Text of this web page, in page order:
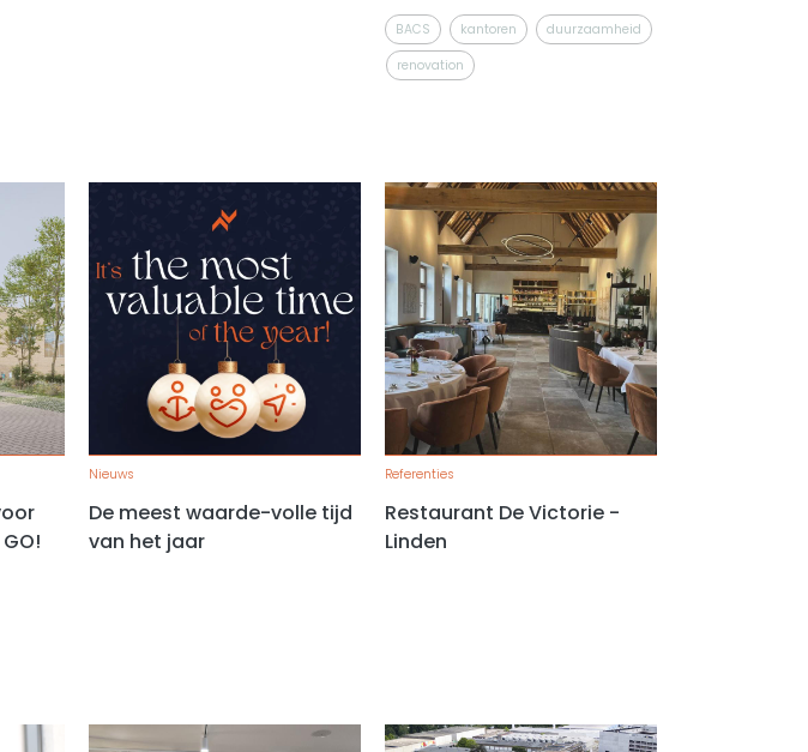
BACS kantoren
duurzaamheid
renovation
Nieuws
De meest waarde-volle tijd
van het jaar
Referenties
Restaurant De Victorie -
Linden